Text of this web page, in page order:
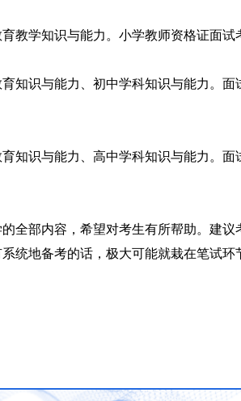
教学知识与能力。小学教师资格证面试
知识与能力、初中学科知识与能力。面
知识与能力、高中学科知识与能力。面
全部内容，希望对考生有所帮助。建议
统地备考的话，极大可能就栽在笔试环